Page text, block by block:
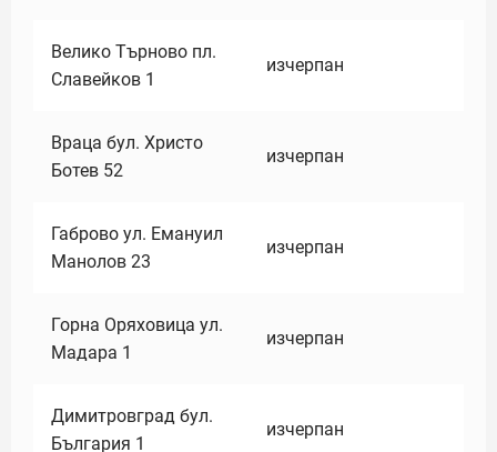
Велико Търново пл.
Славейков 1
изчерпан
Враца бул. Христо
Ботев 52
изчерпан
Габрово ул. Емануил
Манолов 23
изчерпан
Горна Оряховица ул.
Мадара 1
изчерпан
Димитровград бул.
България 1
изчерпан